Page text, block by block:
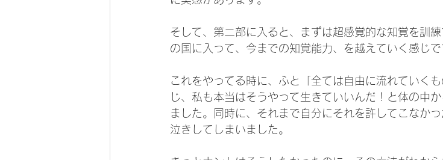
そして、第二部に入ると、まずは超感覚的な知覚を訓
の国に入って、今までの知覚能力、を越えていく感じで
これをやってる時に、ふと「全ては自由に流れていく
じ、私も本当はそうやって生きていいんだ！と体の中
ました。同時に、それまで自分にそれを許してこなか
泣きしてしまいました。